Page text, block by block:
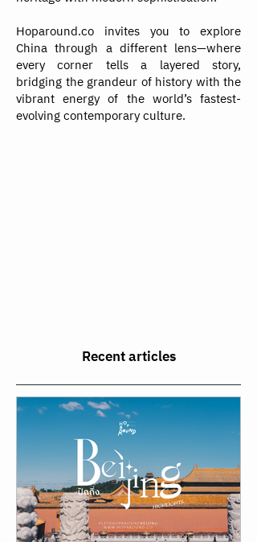
Hoparound.co invites you to explore
China through a different lens—where
every corner tells a layered story,
bridging the grandeur of history with the
vibrant energy of the world’s fastest-
evolving contemporary culture.
Recent articles